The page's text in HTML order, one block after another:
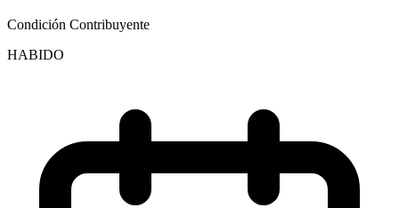
Condición Contribuyente
HABIDO